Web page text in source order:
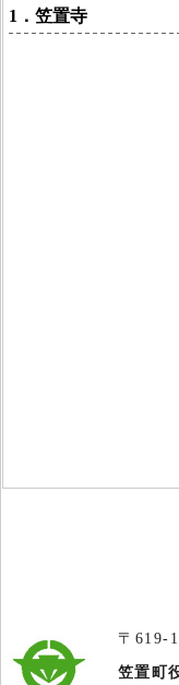
1．笠置寺
〒619-
笠置町